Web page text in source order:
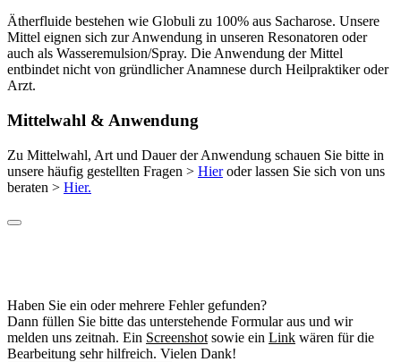
Ätherfluide bestehen wie Globuli zu 100% aus Sacharose. Unsere
Mittel eignen sich zur Anwendung in unseren Resonatoren oder
auch als Wasseremulsion/Spray. Die Anwendung der Mittel
entbindet nicht von gründlicher Anamnese durch Heilpraktiker oder
Arzt.
Mittelwahl & Anwendung
Zu Mittelwahl, Art und Dauer der Anwendung schauen Sie bitte in
unsere häufig gestellten Fragen > Hieroder lassen Sie sich von uns
beraten > Hier.
Haben Sie ein oder mehrere Fehler gefunden?
Dann füllen Sie bitte das unterstehende Formular aus und wir
melden uns zeitnah. Ein Screenshot sowie ein Link wären für die
Bearbeitung sehr hilfreich. Vielen Dank!